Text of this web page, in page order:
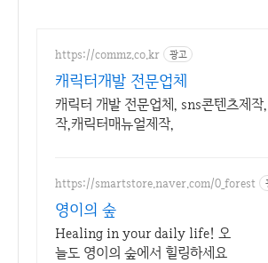
https://commz.co.kr 광고
캐릭터개발 전문업체
캐릭터 개발 전문업체, sns콘텐츠제
작,캐릭터매뉴얼제작,
https://smartstore.naver.com/0_forest
영이의 숲
Healing in your daily life! 오
늘도 영이의 숲에서 힐링하세요